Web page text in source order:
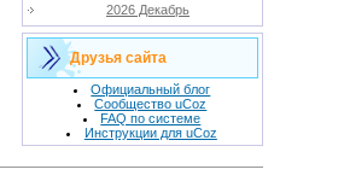
2026 Декабрь
Друзья сайта
Официальный блог
Сообщество uCoz
FAQ по системе
Инструкции для uCoz